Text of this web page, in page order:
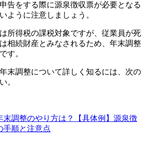
告をする際に源泉徴収票が必要となる
ように注意しましょう。
所得税の課税対象ですが、従業員が死
相続財産とみなされるため、年末調整
す。
末調整について詳しく知るには、次の
。
末調整のやり方は？【具体例】源泉徴
手順と注意点